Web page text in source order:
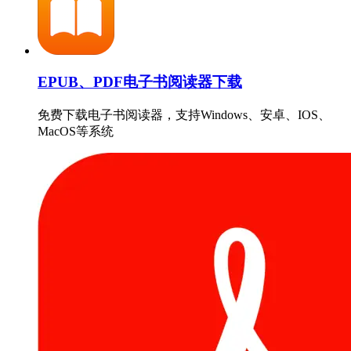
EPUB、PDF电子书阅读器下载
免费下载电子书阅读器，支持Windows、安卓、IOS、
MacOS等系统